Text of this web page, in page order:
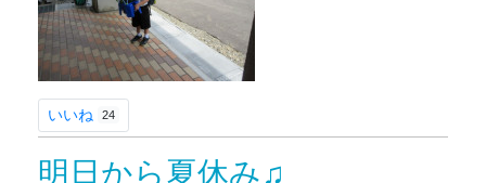
いいね 24
明日から夏休み♫